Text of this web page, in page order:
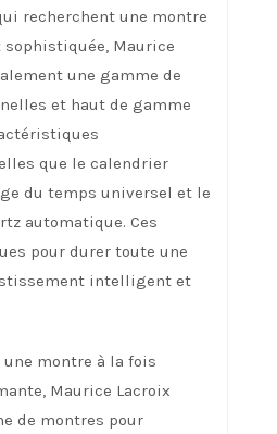
recherchent une montre
Maurice
une gamme de
et haut de gamme
que le calendrier
du temps universel et le
automatique. Ces
pour durer toute une
intelligent et
montre à la fois
Maurice Lacroix
de montres pour